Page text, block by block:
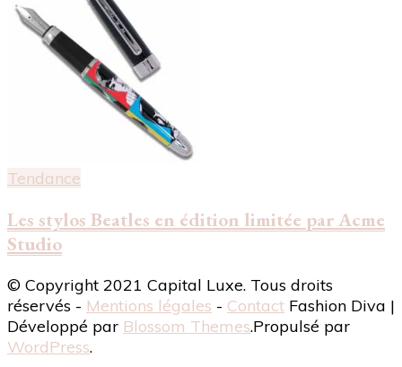
Tendance
Les stylos Beatles en édition limitée par Acme
Studio
© Copyright 2021 Capital Luxe. Tous droits
réservés - Mentions légales - Contact Fashion Diva |
Développé par Blossom Themes.Propulsé par
WordPress.